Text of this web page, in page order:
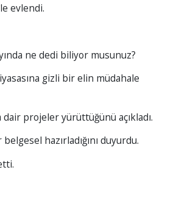
evlendi.
ne dedi biliyor musunuz?
gizli bir elin müdahale
projeler yürüttüğünü açıkladı.
hazırladığını duyurdu.